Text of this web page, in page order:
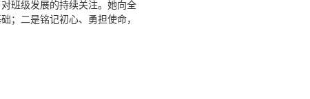
班级发展的持续关注。她向全
；二是铭记初心、勇担使命，